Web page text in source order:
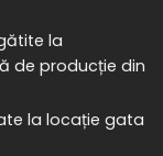
la
de producție din
la locație gata